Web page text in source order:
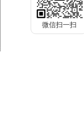
微信扫一扫